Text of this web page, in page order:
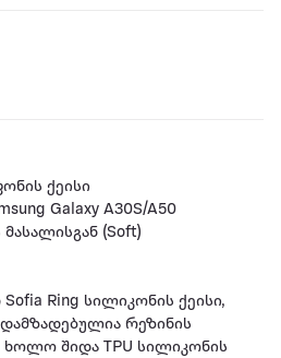
ქეისი
Galaxy A30S/A50
(Soft)
Sofia Ring სილიკონის ქეისი,
რეზინის
ხოლო შიდა TPU სილიკონის